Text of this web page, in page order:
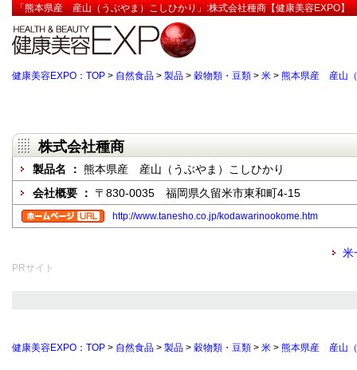
「熊本県産 産山（うぶやま）こしひかり」:株式会社種商【健康美容EXPO】
健康美容EXPO：TOP > 自然食品 > 製品 > 穀物類・豆類 > 米 > 熊本県産 産山
株式会社種商
製品名 ： 熊本県産 産山（うぶやま）こしひかり
会社概要 ： 〒830-0035 福岡県久留米市東和町4-15
http://www.tanesho.co.jp/kodawarinookome.htm
米
PRサイト
健康美容EXPO：TOP > 自然食品 > 製品 > 穀物類・豆類 > 米 > 熊本県産 産山